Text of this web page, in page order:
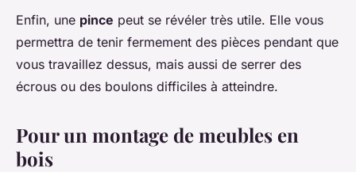
Enfin, une pince peut se révéler très utile. Elle vous
permettra de tenir fermement des pièces pendant que
vous travaillez dessus, mais aussi de serrer des
écrous ou des boulons difficiles à atteindre.
Pour un montage de meubles en
bois